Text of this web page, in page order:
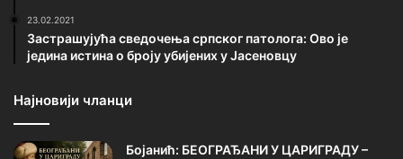
23.02.2021
Застрашујућа сведочења српског патолога: Ово је
једина истина о броју убијених у Јасеновцу
Најновији чланци
Бојанић: БЕОГРАЂАНИ У ЦАРИГРАДУ –